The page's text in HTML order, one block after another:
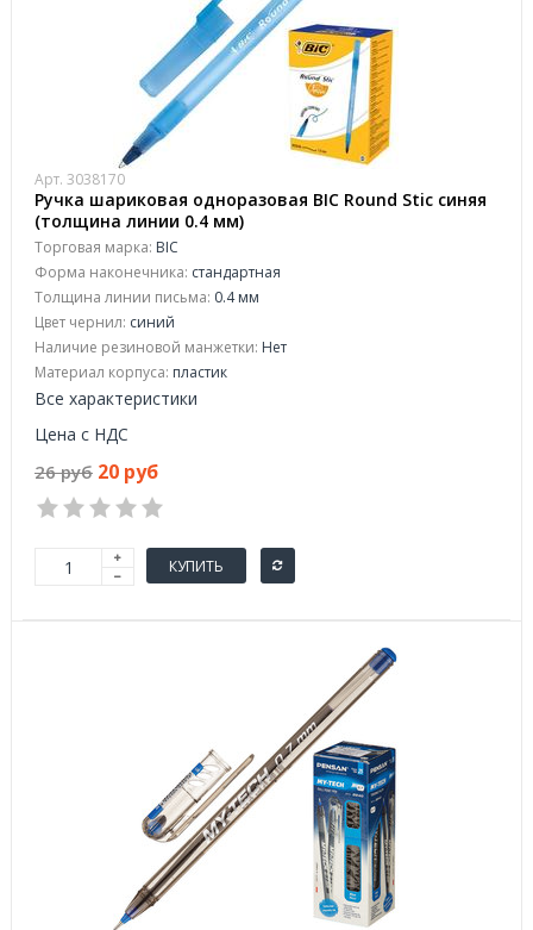
Арт. 3038170
Ручка шариковая одноразовая BIC Round Stic синяя
(толщина линии 0.4 мм)
Торговая марка: BIC
Форма наконечника: стандартная
Толщина линии письма: 0.4 мм
Цвет чернил: синий
Наличие резиновой манжетки: Нет
Материал корпуса: пластик
Все характеристики
Цена с НДС
26 руб 20 руб
КУПИТЬ